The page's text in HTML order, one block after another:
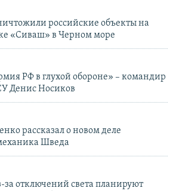
российские объекты на
«Сиваш» в Черном море
РФ в глухой обороне» – командир
Денис Носиков
рассказал о новом деле
Шведа
за отключений света планируют